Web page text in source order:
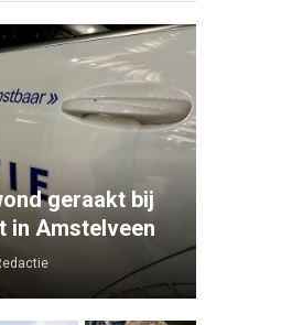
geraakt bij
in Amstelveen